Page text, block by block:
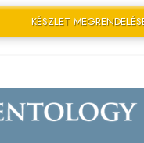
KÉSZLET